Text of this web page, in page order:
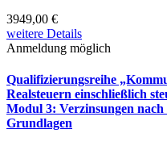
3949,00 €
weitere Details
Anmeldung möglich
Qualifizierungsreihe
Realsteuern einschließlich
Modul 3: Verzinsungen
Grundlagen